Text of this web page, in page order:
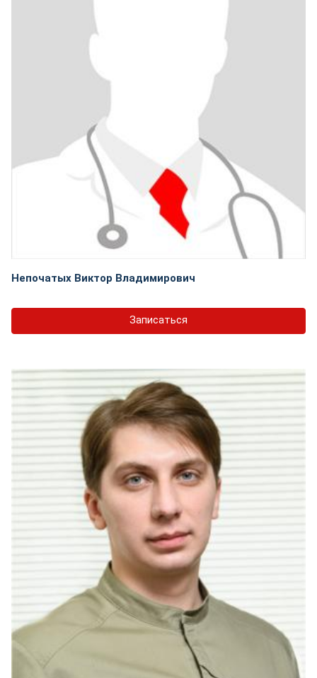
Непочатых Виктор Владимирович
Записаться